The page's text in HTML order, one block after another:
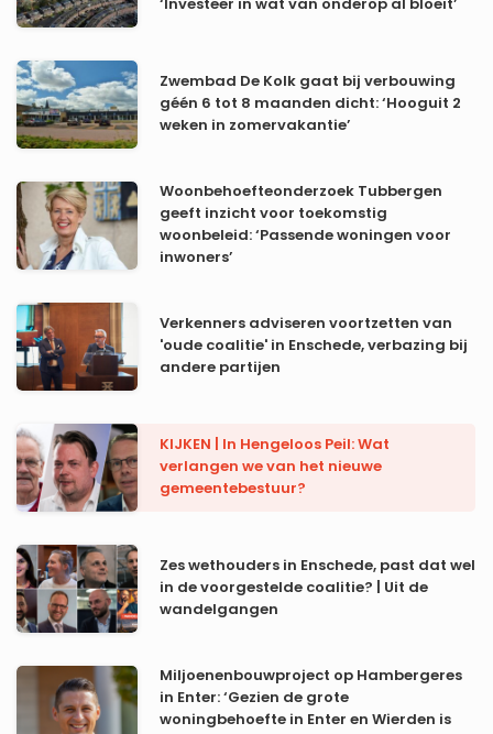
‘Investeer in wat van onderop al bloeit’
Zwembad De Kolk gaat bij verbouwing
géén 6 tot 8 maanden dicht: ‘Hooguit 2
weken in zomervakantie’
Woonbehoefteonderzoek Tubbergen
geeft inzicht voor toekomstig
woonbeleid: ‘Passende woningen voor
inwoners’
Verkenners adviseren voortzetten van
'oude coalitie' in Enschede, verbazing bij
andere partijen
KIJKEN | In Hengeloos Peil: Wat
verlangen we van het nieuwe
gemeentebestuur?
Zes wethouders in Enschede, past dat wel
in de voorgestelde coalitie? | Uit de
wandelgangen
Miljoenenbouwproject op Hambergeres
in Enter: ‘Gezien de grote
woningbehoefte in Enter en Wierden is